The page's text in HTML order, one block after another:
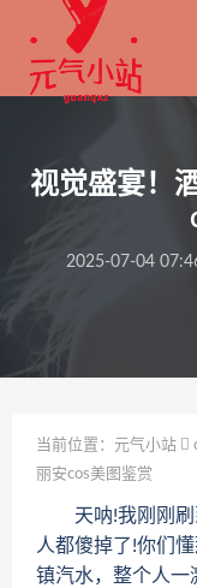
视觉盛宴！
2025-07-04
当前位置： 元气小站
丽安cos美图鉴赏
天呐!我刚刚刷
人都傻掉了!你们
镇汽水，整个人一